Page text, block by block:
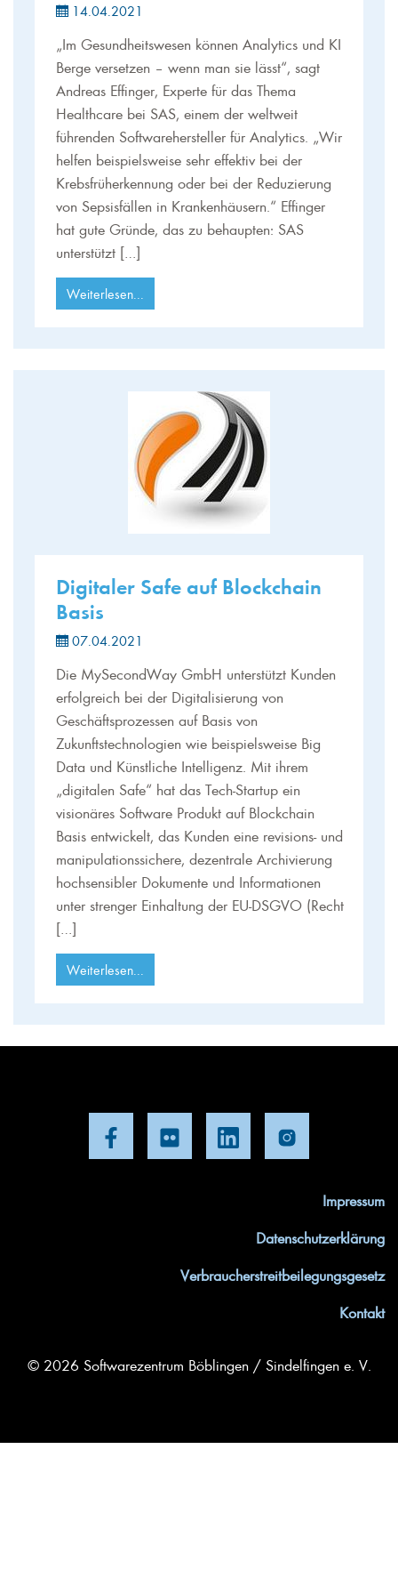
14.04.2021
„Im Gesundheitswesen können Analytics und KI
Berge versetzen – wenn man sie lässt“, sagt
Andreas Effinger, Experte für das Thema
Healthcare bei SAS, einem der weltweit
führenden Softwarehersteller für Analytics. „Wir
helfen beispielsweise sehr effektiv bei der
Krebsfrüherkennung oder bei der Reduzierung
von Sepsisfällen in Krankenhäusern.“ Effinger
hat gute Gründe, das zu behaupten: SAS
unterstützt […]
Weiterlesen...
Digitaler Safe auf Blockchain
Basis
07.04.2021
Die MySecondWay GmbH unterstützt Kunden
erfolgreich bei der Digitalisierung von
Geschäftsprozessen auf Basis von
Zukunftstechnologien wie beispielsweise Big
Data und Künstliche Intelligenz. Mit ihrem
„digitalen Safe“ hat das Tech-Startup ein
visionäres Software Produkt auf Blockchain
Basis entwickelt, das Kunden eine revisions- und
manipulationssichere, dezentrale Archivierung
hochsensibler Dokumente und Informationen
unter strenger Einhaltung der EU-DSGVO (Recht
[…]
Weiterlesen...
Impressum
Datenschutzerklärung
Verbraucherstreitbeilegungsgesetz
Kontakt
© 2026 Softwarezentrum Böblingen / Sindelfingen e. V.